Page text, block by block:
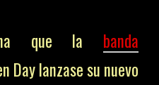
que la banda
Day lanzase su nuevo